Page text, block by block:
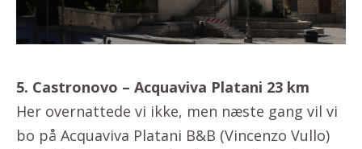
5. Castronovo – Acquaviva Platani 23 km
Her overnattede vi ikke, men næste gang vil vi
bo på Acquaviva Platani B&B (Vincenzo Vullo)